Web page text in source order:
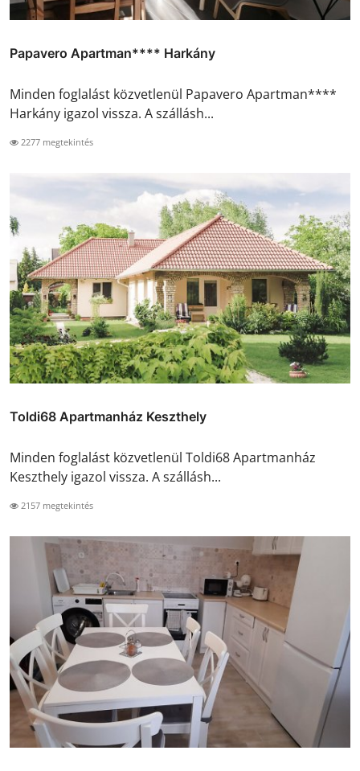
Papavero Apartman**** Harkány
Minden foglalást közvetlenül Papavero Apartman****
Harkány igazol vissza. A szállásh...
2277 megtekintés
Toldi68 Apartmanház Keszthely
Minden foglalást közvetlenül Toldi68 Apartmanház
Keszthely igazol vissza. A szállásh...
2157 megtekintés